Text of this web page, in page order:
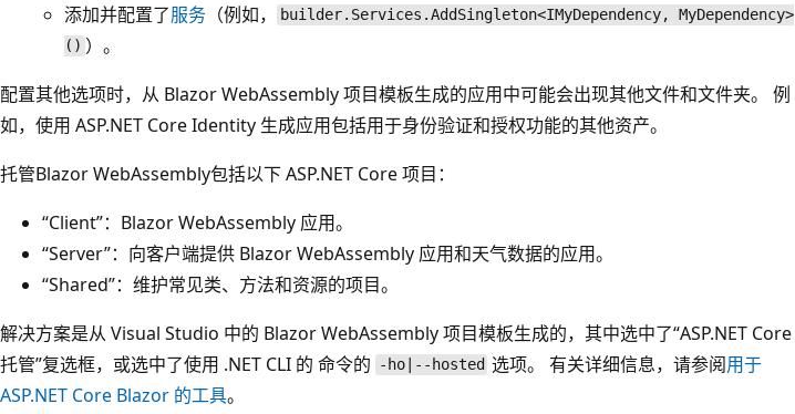
添加并配置了服务 （例如，
builder.Services.AddSingleton<IMyDependency, MyDependency>
() ）。
配置其他选项时，从 Blazor WebAssembly 项目模板生成的应用中可能会出现其他文件和文件夹。 例
如，使用 ASP.NET Core Identity 生成应用包括用于身份验证和授权功能的其他资产。
托管Blazor WebAssembly包括以下 ASP.NET Core 项目：
“Client”：Blazor WebAssembly 应用。
“Server”：向客户端提供 Blazor WebAssembly 应用和天气数据的应用。
“Shared”：维护常见类、方法和资源的项目。
解决方案是从 Visual Studio 中的 Blazor WebAssembly 项目模板生成的，其中选中了“ASP.NET Core
托管”复选框，或选中了使用 .NET CLI 的 命令的 -ho|--hosted 选项。 有关详细信息，请参阅用于
ASP.NET Core Blazor 的工具。